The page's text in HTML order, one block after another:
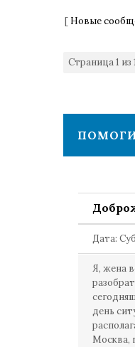
[ Новые
Страница1 из
Дата:
Я, жена
день
Москва,